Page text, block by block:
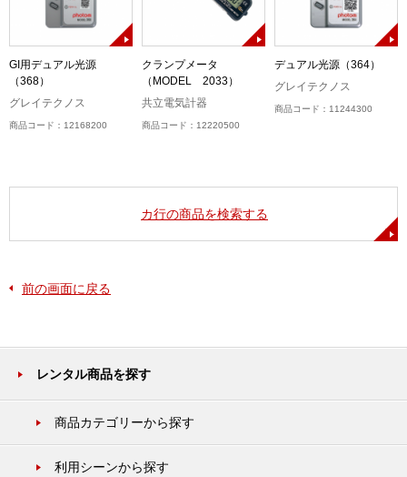
GI用デュアル光源
（368）
グレイテクノス
商品コード：12168200
クランプメータ
（MODEL 2033）
共立電気計器
商品コード：12220500
デュアル光源（364）
グレイテクノス
商品コード：11244300
カ行の商品を検索する
前の画面に戻る
レンタル商品を探す
商品カテゴリーから探す
利用シーンから探す